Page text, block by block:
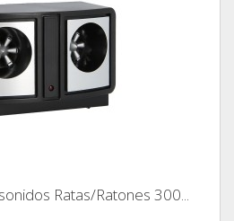
Ratas/Ratones 300...